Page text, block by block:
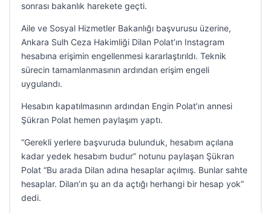
sonrası bakanlık harekete geçti.
Aile ve Sosyal Hizmetler Bakanlığı başvurusu üzerine,
Ankara Sulh Ceza Hakimliği Dilan Polat’ın Instagram
hesabına erişimin engellenmesi kararlaştırıldı. Teknik
sürecin tamamlanmasının ardından erişim engeli
uygulandı.
Hesabın kapatılmasının ardından Engin Polat’ın annesi
Şükran Polat hemen paylaşım yaptı.
“Gerekli yerlere başvuruda bulunduk, hesabım açılana
kadar yedek hesabım budur” notunu paylaşan Şükran
Polat “Bu arada Dilan adına hesaplar açılmış. Bunlar sahte
hesaplar. Dilan’ın şu an da açtığı herhangi bir hesap yok”
dedi.